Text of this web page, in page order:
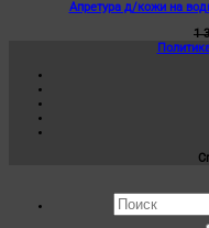
Апретура д/кожи на
1
Искать: